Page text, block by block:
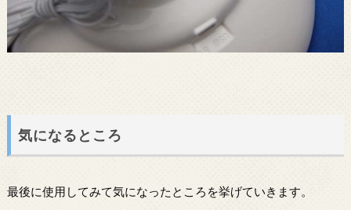
気になるところ
最後に使用してみて気になったところを挙げていきます。